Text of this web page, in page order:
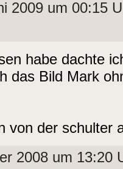
2009 um 00:15
habe dachte
das Bild Mark
von der schulter
2008 um 13:20